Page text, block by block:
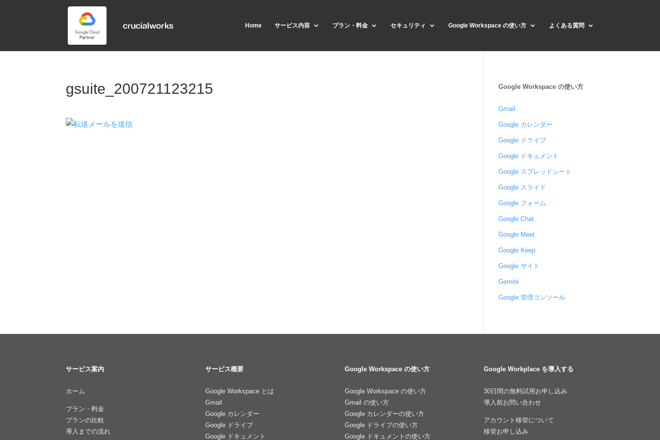
Home サービス内容 プラン・料金 セキュリティ Google Workspace の使い方 よくある質問
gsuite_200721123215 Google Workspace の使い方
Gmail
Google カレンダー
Google ドライブ
Google ドキュメント
Google スプレッドシート
Google スライド
Google フォーム
Google Chat
Google Meet
Google Keep
Google サイト
Gemini
Google 管理コンソール
サービス案内
ホーム
プラン・料金
プランの比較
導入までの流れ
サービス概要
Google Workspace とは
Gmail
Google カレンダー
Google ドライブ
Google ドキュメント
Google Workspace の使い方
Google Workspace の使い方
Gmail の使い方
Google カレンダーの使い方
Google ドライブの使い方
Google ドキュメントの使い方
Google Workplace を導入する
30日間の無料試用お申し込み
導入前お問い合わせ
アカウント移管について
移管お申し込み